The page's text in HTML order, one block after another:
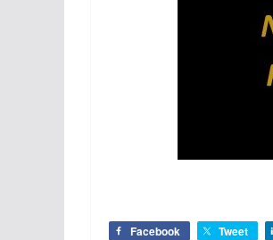
Facebook Tweet